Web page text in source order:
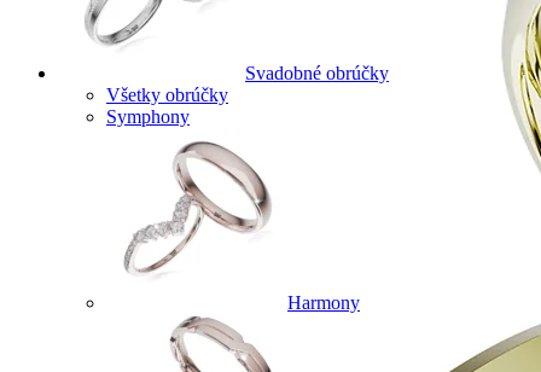
Svadobné obrúčky
Všetky obrúčky
Symphony
Harmony